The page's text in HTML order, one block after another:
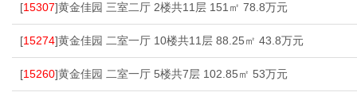
[15307]黄金佳园 三室二厅 2楼共11层 151㎡ 78.8万元
[15274]黄金佳园 二室一厅 10楼共11层 88.25㎡ 43.8万元
[15260]黄金佳园 二室一厅 5楼共7层 102.85㎡ 53万元